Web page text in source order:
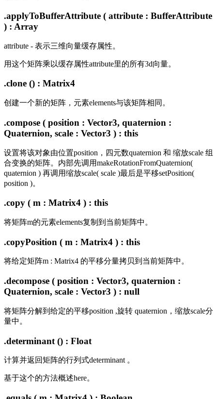
.applyToBufferAttribute ( attribute : BufferAttribute
) : Array
attribute - 表示三维向量缓存属性。
用这个矩阵乘以缓存属性attribute里的所有3d向量。
.clone () : Matrix4
创建一个新的矩阵，元素elements与该矩阵相同。
.compose ( position : Vector3, quaternion :
Quaternion, scale : Vector3 ) : this
设置将该对象由位置position，四元数quaternion 和 缩放scale 组
合变换的矩阵。内部先调用makeRotationFromQuaternion(
quaternion ) 再调用缩放scale( scale )最后是平移setPosition(
position )。
.copy ( m : Matrix4 ) : this
将矩阵m的元素elements复制到当前矩阵中。
.copyPosition ( m : Matrix4 ) : this
将给定矩阵m : Matrix4 的平移分量拷贝到当前矩阵中。
.decompose ( position : Vector3, quaternion :
Quaternion, scale : Vector3 ) : null
将矩阵分解到给定的平移position ,旋转 quaternion，缩放scale分
量中。
.determinant () : Float
计算并返回矩阵的行列式determinant 。
基于这个的方法概述here。